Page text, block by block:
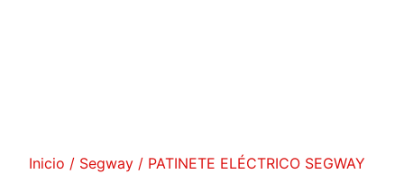
Inicio / Segway / PATINETE ELÉCTRICO SEGWAY